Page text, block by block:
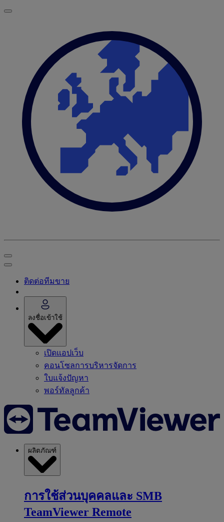
ติดต่อทีมขาย
ลงชื่อเข้าใช้
เปิดแอปเว็บ
คอนโซลการบริหารจัดการ
ใบแจ้งปัญหา
พอร์ทัลลูกค้า
ผลิตภัณฑ์
การใช้ส่วนบุคคลและ SMB
TeamViewer Remote